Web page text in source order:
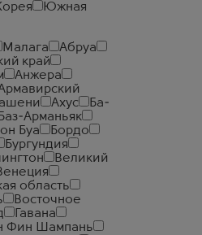
Южная
Малага
Абруа
край
Анжера
Ахус
Ба-
Баз-Арманьяк
Буа
Бордо
Бургундия
Великий
область
Восточное
Гавана
Фин Шампань